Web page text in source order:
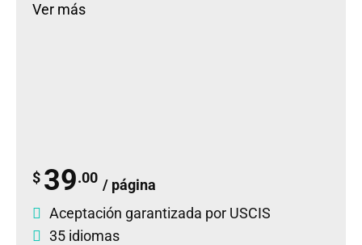
Ver más
$ 39.00 / página
Aceptación garantizada por USCIS
35 idiomas